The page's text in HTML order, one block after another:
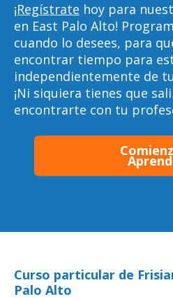
¡Regístrate hoy para
en East Palo Alto!
cuando lo desees, para
encontrar tiempo para
independientemente de
¡Ni siquiera tienes que
encontrarte con tu
Curso particular de
Palo Alto